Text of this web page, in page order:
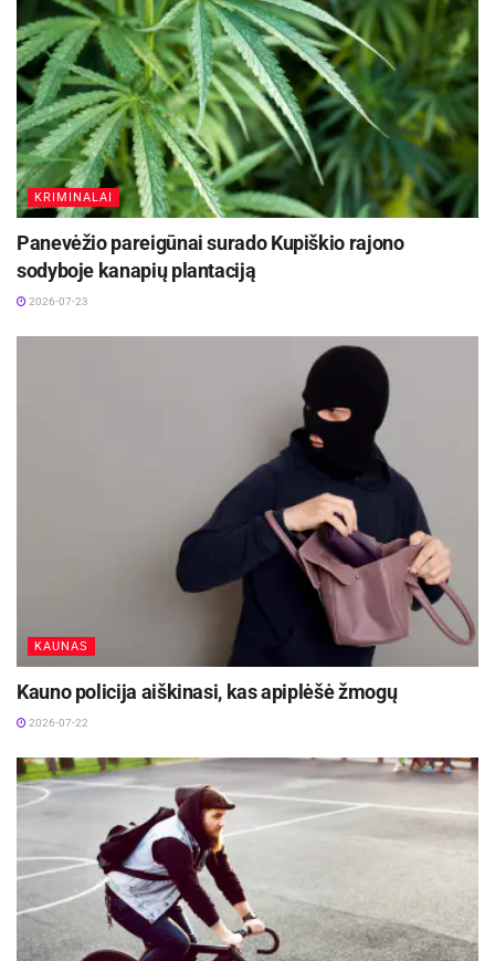
KRIMINALAI
Panevėžio pareigūnai surado Kupiškio rajono
sodyboje kanapių plantaciją
2026-07-23
KAUNAS
Kauno policija aiškinasi, kas apiplėšė žmogų
2026-07-22